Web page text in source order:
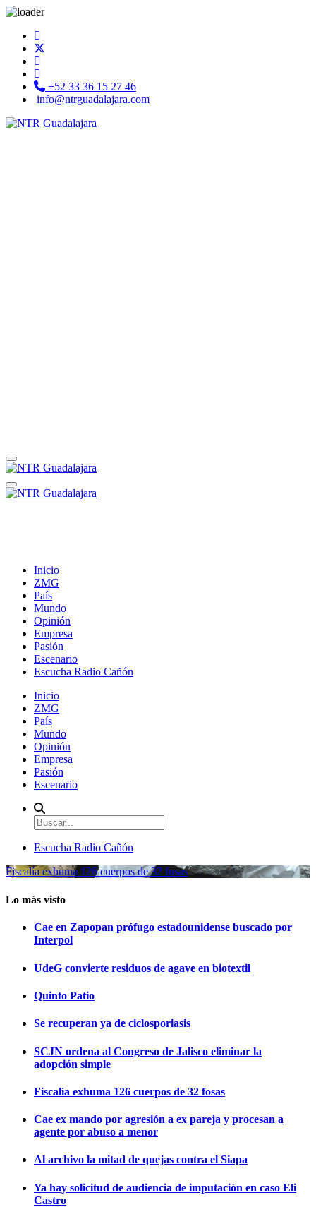
+52 33 36 15 27 46
info@ntrguadalajara.com
Inicio
ZMG
País
Mundo
Opinión
Empresa
Pasión
Escenario
Escucha Radio Cañón
Inicio
ZMG
País
Mundo
Opinión
Empresa
Pasión
Escenario
Escucha Radio Cañón
Fiscalía exhuma 126 cuerpos de 32 fosas
Lo más visto
Cae en Zapopan prófugo estadounidense buscado por
Interpol
UdeG convierte residuos de agave en biotextil
Quinto Patio
Se recuperan ya de ciclosporiasis
SCJN ordena al Congreso de Jalisco eliminar la
adopción simple
Fiscalía exhuma 126 cuerpos de 32 fosas
Cae ex mando por agresión a ex pareja y procesan a
agente por abuso a menor
Al archivo la mitad de quejas contra el Siapa
Ya hay solicitud de audiencia de imputación en caso Eli
Castro